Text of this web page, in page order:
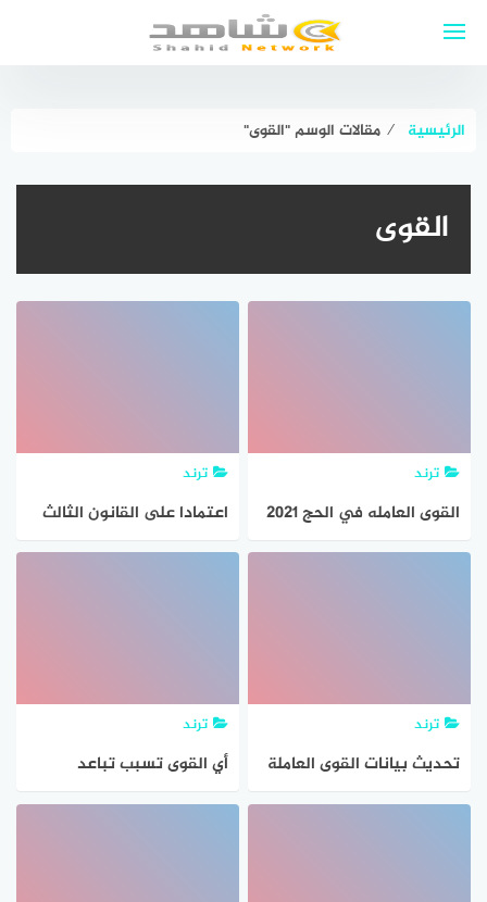
الرئيسية ⁄ مقالات الوسم "القوى"
القوى
ترند
القوى العامله في الحج 2021
… رابط استمارة طلب
ترند
اعتمادا على القانون الثالث
لنيوتن توجد القوى دائما في
ترند
تحديث بيانات القوى العاملة
عن طريق رسالة نصية
ترند
أي القوى تسبب تباعد
الصفائح